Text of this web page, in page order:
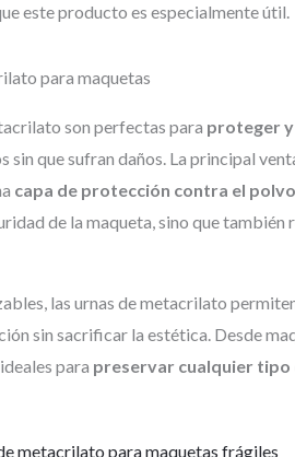
este producto es especialmente útil.
para maquetas
son perfectas para proteger
sin que sufran daños. La principal
capa de protección contra el polvo
de la maqueta, sino que también
las urnas de metacrilato
sin sacrificar la estética. Desde
para preservar cualquier tipo